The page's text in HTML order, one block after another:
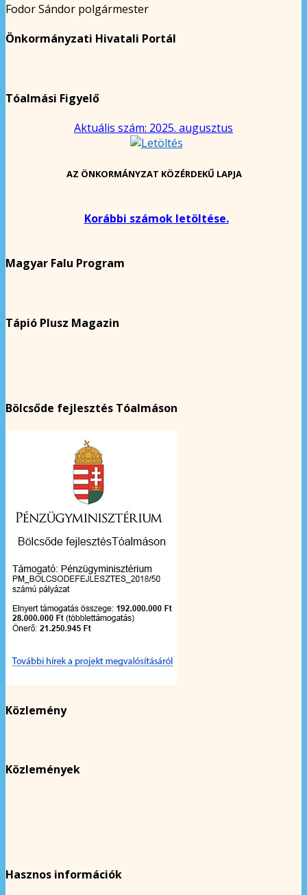
Fodor Sándor polgármester
Önkormányzati Hivatali Portál
Tóalmási Figyelő
Aktuális szám: 2025. augusztus
AZ ÖNKORMÁNYZAT KÖZÉRDEKŰ LAPJA
Korábbi számok letöltése.
Magyar Falu Program
Tápió Plusz Magazin
Bölcsőde fejlesztés Tóalmáson
Közlemény
Közlemények
Hasznos információk